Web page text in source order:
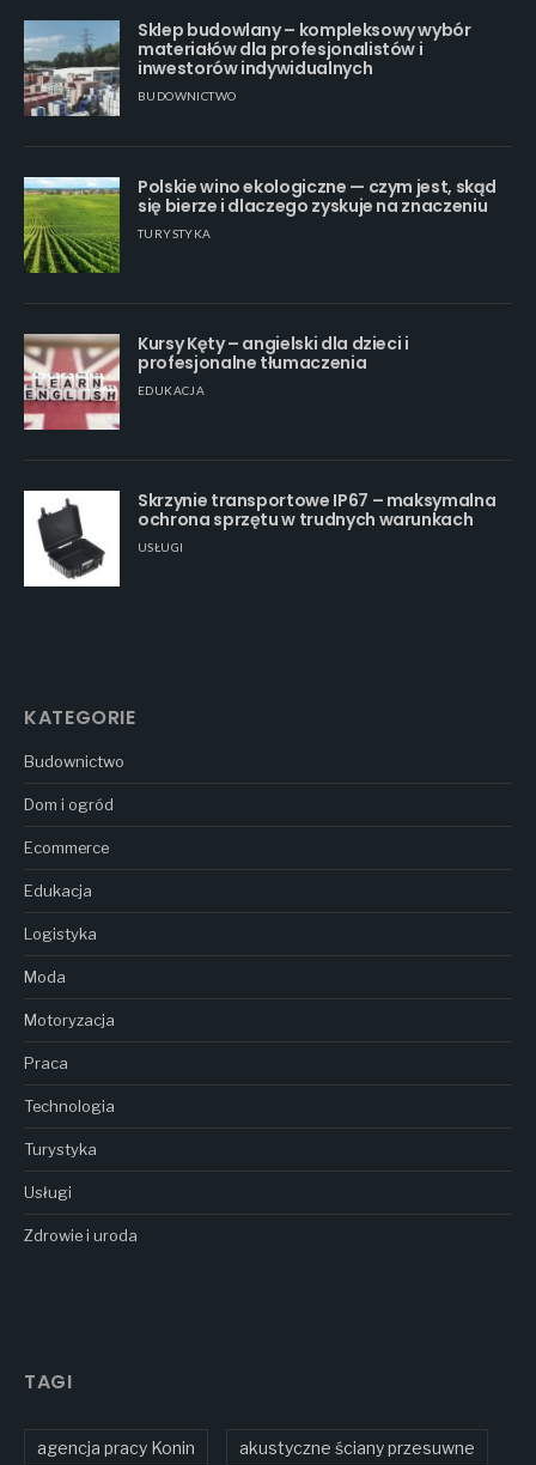
Sklep budowlany – kompleksowy wybór
materiałów dla profesjonalistów i
inwestorów indywidualnych
BUDOWNICTWO
Polskie wino ekologiczne — czym jest, skąd
się bierze i dlaczego zyskuje na znaczeniu
TURYSTYKA
Kursy Kęty – angielski dla dzieci i
profesjonalne tłumaczenia
EDUKACJA
Skrzynie transportowe IP67 – maksymalna
ochrona sprzętu w trudnych warunkach
USŁUGI
KATEGORIE
Budownictwo
Dom i ogród
Ecommerce
Edukacja
Logistyka
Moda
Motoryzacja
Praca
Technologia
Turystyka
Usługi
Zdrowie i uroda
TAGI
agencja pracy Konin akustyczne ściany przesuwne